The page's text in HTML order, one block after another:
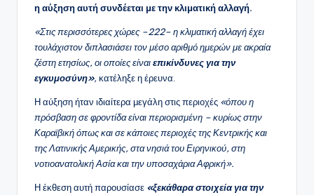
η αύξηση αυτή συνδέεται με την κλιματική αλλαγή.
«Στις περισσότερες χώρες –222– η κλιματική αλλαγή έχει
τουλάχιστον διπλασιάσει τον μέσο αριθμό ημερών με ακραία
ζέστη ετησίως, οι οποίες είναιεπικίνδυνες για την
εγκυμοσύνη», κατέληξε η έρευνα.
Η αύξηση ήταν ιδιαίτερα μεγάλη στις περιοχές «όπου η
πρόσβαση σε φροντίδα είναι περιορισμένη – κυρίως στην
Καραϊβική όπως και σε κάποιες περιοχές της Κεντρικής και
της Λατινικής Αμερικής, στα νησιά του Ειρηνικού, στη
νοτιοανατολική Ασία και την υποσαχάρια Αφρική».
Η έκθεση αυτή παρουσίασε «ξεκάθαρα στοιχεία για την